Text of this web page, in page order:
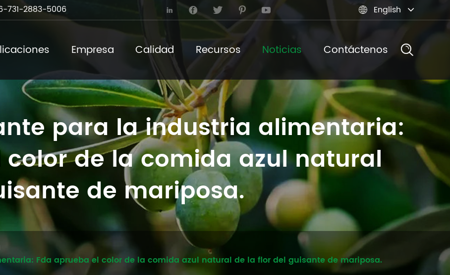
731-2883-5006       English
Empresa Calidad Recursos Noticias Contáctenos
para la industria alimentaria:
color de la comida azul natural
de mariposa.
Fda aprueba el color de la comida azul natural de la flor del guisante de mariposa.